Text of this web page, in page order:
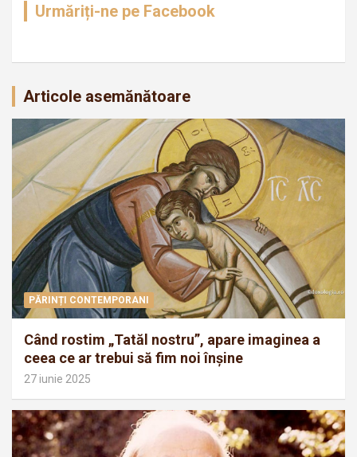
Urmăriți-ne pe Facebook
Articole asemănătoare
PĂRINȚI CONTEMPORANI
Când rostim „Tatăl nostru”, apare imaginea a
ceea ce ar trebui să fim noi înșine
27 iunie 2025